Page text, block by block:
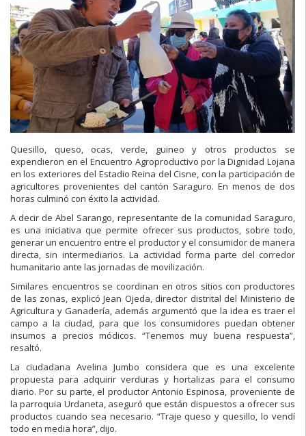
Quesillo, queso, ocas, verde, guineo y otros productos se
expendieron en el Encuentro Agroproductivo por la Dignidad Lojana
en los exteriores del Estadio Reina del Cisne, con la participación de
agricultores provenientes del cantón Saraguro. En menos de dos
horas culminó con éxito la actividad.
A decir de Abel Sarango, representante de la comunidad Saraguro,
es una iniciativa que permite ofrecer sus productos, sobre todo,
generar un encuentro entre el productor y el consumidor de manera
directa, sin intermediarios. La actividad forma parte del corredor
humanitario ante las jornadas de movilización.
Similares encuentros se coordinan en otros sitios con productores
de las zonas, explicó Jean Ojeda, director distrital del Ministerio de
Agricultura y Ganadería, además argumentó que la idea es traer el
campo a la ciudad, para que los consumidores puedan obtener
insumos a precios módicos. “Tenemos muy buena respuesta”,
resaltó.
La ciudadana Avelina Jumbo considera que es una excelente
propuesta para adquirir verduras y hortalizas para el consumo
diario. Por su parte, el productor Antonio Espinosa, proveniente de
la parroquia Urdaneta, aseguró que están dispuestos a ofrecer sus
productos cuando sea necesario. “Traje queso y quesillo, lo vendí
todo en media hora”, dijo.